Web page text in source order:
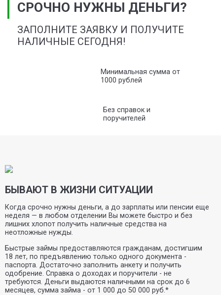
СРОЧНО НУЖНЫ ДЕНЬГИ?
ЗАПОЛНИТЕ ЗАЯВКУ И ПОЛУЧИТЕ
НАЛИЧНЫЕ СЕГОДНЯ!
Минимальная сумма от
1000 рублей
Без справок и
поручителей
БЫВАЮТ В ЖИЗНИ СИТУАЦИИ
Когда срочно нужны деньги, а до зарплаты или пенсии еще
неделя — в любом отделении Вы можете быстро и без
лишних хлопот получить наличные средства на
неотложные нужды.
Быстрые займы предоставляются гражданам, достигшим
18 лет, по предъявлению только одного документа -
паспорта. Достаточно заполнить анкету и получить
одобрение. Справка о доходах и поручители - не
требуются. Деньги выдаются наличными на срок до 6
месяцев, сумма займа - от 1 000 до 50 000 руб.*